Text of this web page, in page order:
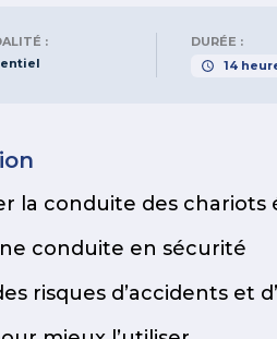
:
DURÉE :
14
la conduite des
conduite en sécurité
risques d’accidents et